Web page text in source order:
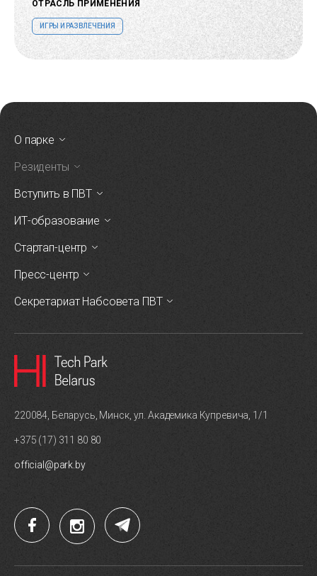
ОТРАСЛЬ ПРИМЕНЕНИЯ
ИГРЫ И РАЗВЛЕЧЕНИЯ
О парке
Резиденты
Вступить в ПВТ
ИТ-образование
Стартап-центр
Пресс-центр
Секретариат Набсовета ПВТ
220084, Беларусь, Минск, ул. Академика Купревича, 1/1
+375 (17) 311 80 80
official@park.by